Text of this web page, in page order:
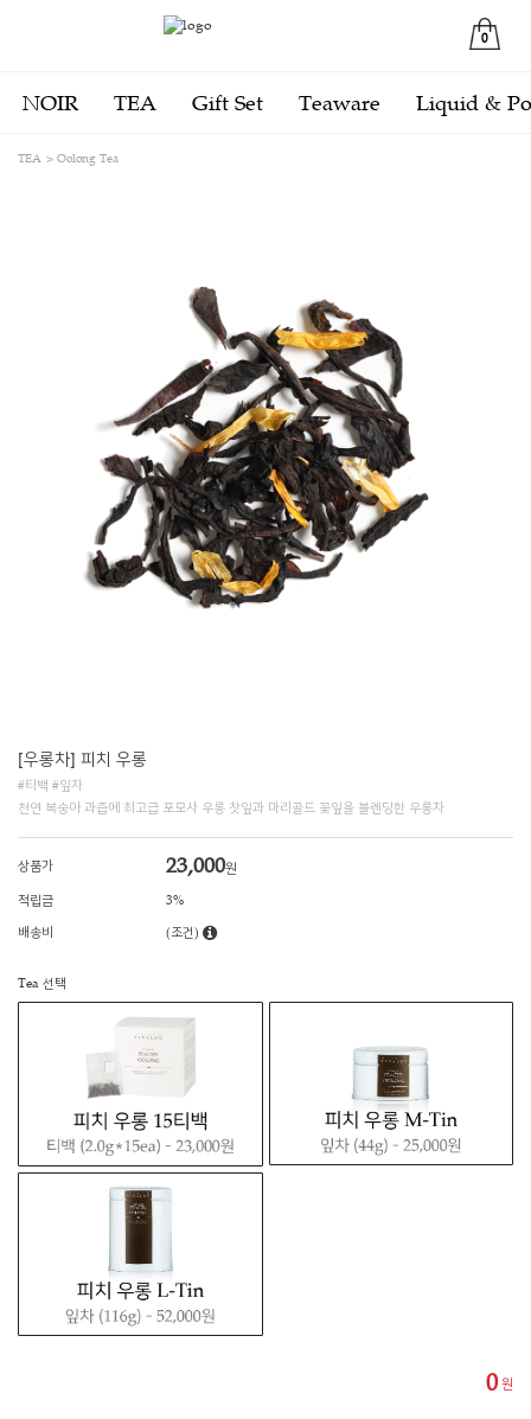
0
NOIR TEA Gift Set Teaware Liquid &
TEA Oolong Tea
[우롱차] 피치 우롱
#티백 #잎차
천연 복숭아 과즙에 최고급 포모사 우롱 찻잎과 마리골드 꽃잎을 블렌딩한 우롱차
상품가 23,000원
적립금 3%
배송비 (조건)
Tea 선택
0 원